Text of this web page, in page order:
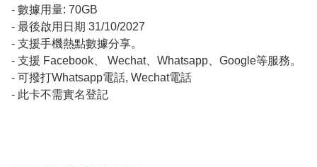
- 數據用量: 70GB
- 最後啟用日期 31/10/2027
- 支援手機熱點數據分享。
- 支援 Facebook、 Wechat、Whatsapp、Google等服務。
- 可撥打Whatsapp電話, Wechat電話
- 此卡不需實名登記